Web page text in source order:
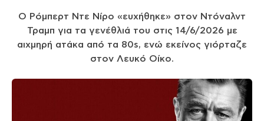
Ο Ρόμπερτ Ντε Νίρο «ευχήθηκε» στον Ντόναλντ
Τραμπ για τα γενέθλιά του στις 14/6/2026 με
αιχμηρή ατάκα από τα 80s, ενώ εκείνος γιόρταζε
στον Λευκό Οίκο.